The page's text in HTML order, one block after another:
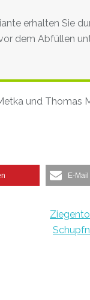
erhalten Sie
dem Abfüllen
und Thomas
E-Mail